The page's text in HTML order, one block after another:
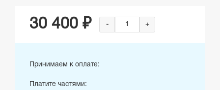
30 400 ₽ - +
Принимаем к оплате:
Платите частями: